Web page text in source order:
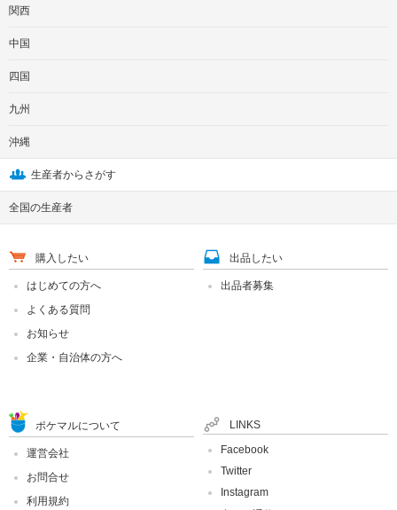
関西
中国
四国
九州
沖縄
生産者からさがす
全国の生産者
購入したい
はじめての方へ
よくある質問
お知らせ
企業・自治体の方へ
出品したい
出品者募集
ポケマルについて
運営会社
お問合せ
利用規約
LINKS
Facebook
Twitter
Instagram